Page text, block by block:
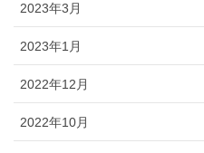
2023年3月
2023年1月
2022年12月
2022年10月